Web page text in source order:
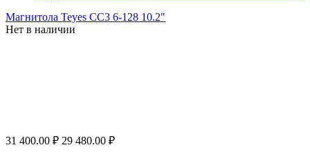
Магнитола Teyes CC3 6-128 10.2"
Нет в наличии
31 400.00 ₽ 29 480.00 ₽